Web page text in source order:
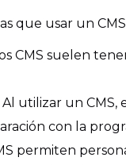
que usar un
CMS suelen
utilizar un CMS,
con la
permiten